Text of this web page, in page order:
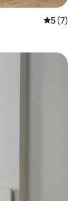
5 (7)